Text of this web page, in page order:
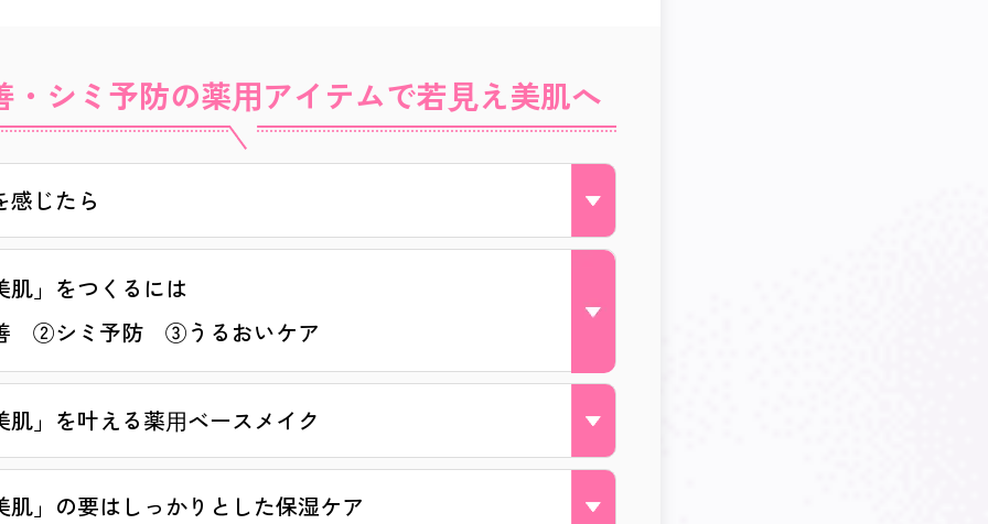
・シミ予防の薬⽤アイテムで若⾒え美肌へ
感じたら
肌」をつくるには
②シミ予防 ③うるおいケア
肌」を叶える薬⽤ベースメイク
肌」の要はしっかりとした保湿ケア